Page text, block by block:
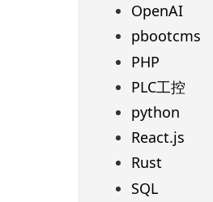
OpenAI
pbootcms
PHP
PLC工控
python
React.js
Rust
SQL